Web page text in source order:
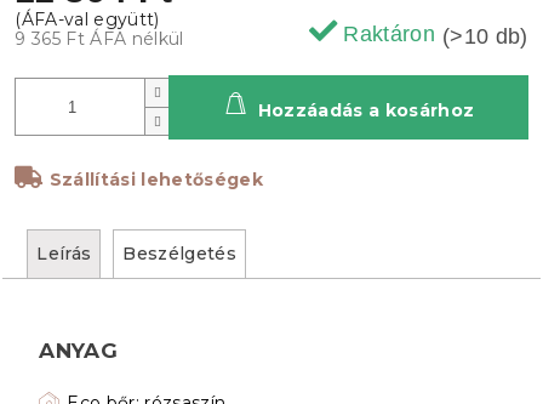
9 365 Ft ÁFA nélkül Raktáron (>10 db)
Szállítási lehetőségek
Hozzáadás a kosárhoz
Leírás Beszélgetés
ANYAG